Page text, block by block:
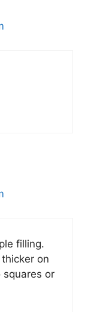
filling.
on
or